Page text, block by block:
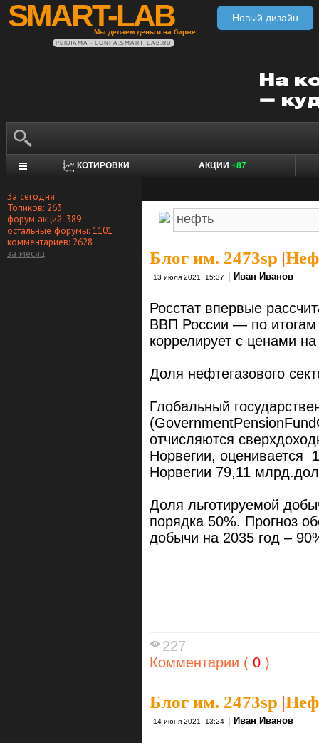
SMART-LAB
Мы делаем деньги на бирже
Новый дизайн
РЕКЛАМА • CONFA.SMART-LAB.RU
КОТИРОВКИ АКЦИИ +87
За сегодня
Топиков: 263
форум акций: 389
остальные форумы: 1101
комментариев: 2628
за месяц
Блог им. 2473sp |
13 июля 2021, 15:37 Иван Иванов
Росстат впервые
ВВП России — по итогам
коррелирует с ценами
Доля нефтегазового
Глобальный
отчисляются
Норвегии, оценивается
Норвегии 79,11
Доля льготируемой
порядка 50%. Прогноз
добычи на 2035 год –
227
Комментарии ( 0 )
Блог им. 2473sp |
14 июня 2021, 13:24 | Иван Иванов